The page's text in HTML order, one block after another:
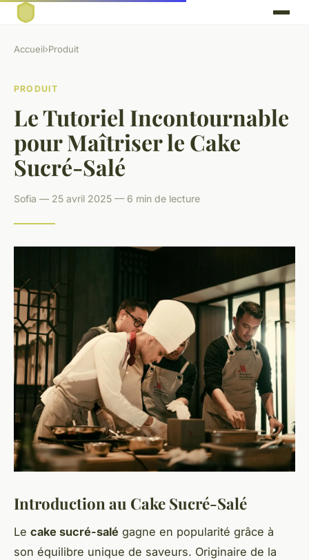
Accueil›Produit
PRODUIT
Le Tutoriel Incontournable
pour Maîtriser le Cake
Sucré-Salé
Sofia — 25 avril 2025 — 6 min de lecture
Introduction au Cake Sucré-Salé
Le cake sucré-salé gagne en popularité grâce à
son équilibre unique de saveurs. Originaire de la